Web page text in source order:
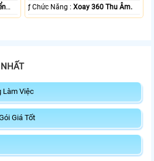
️ƒ Chức Năng :Xoay 360 Thu Âm.
Làm Việc
Giá Tốt